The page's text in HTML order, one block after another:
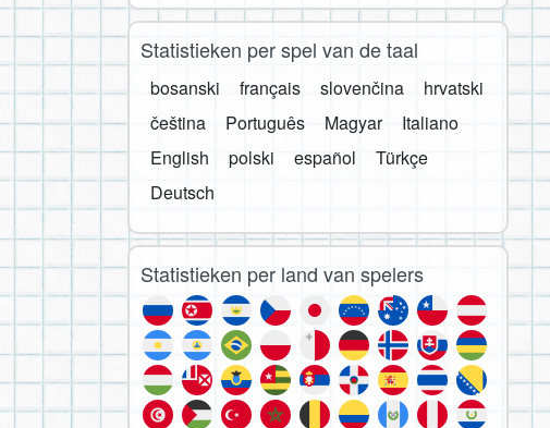
Statistieken per spel van de taal
bosanski français slovenčina
hrvatski
čeština
Português Magyar
Italiano
English
polski español
Türkçe
Deutsch
Statistieken per land van spelers